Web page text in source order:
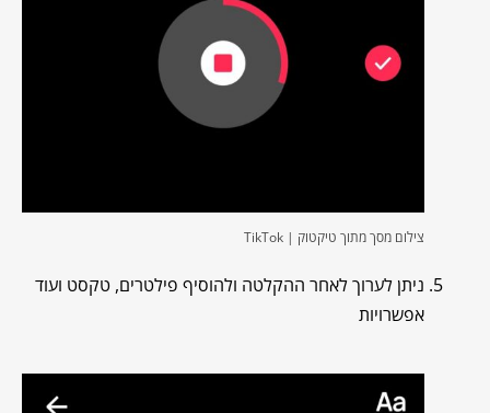
צילום מסך מתוך טיקטוק | TikTok
ניתן לערוך לאחר ההקלטה ולהוסיף פילטרים, טקסט ועוד
אפשרויות